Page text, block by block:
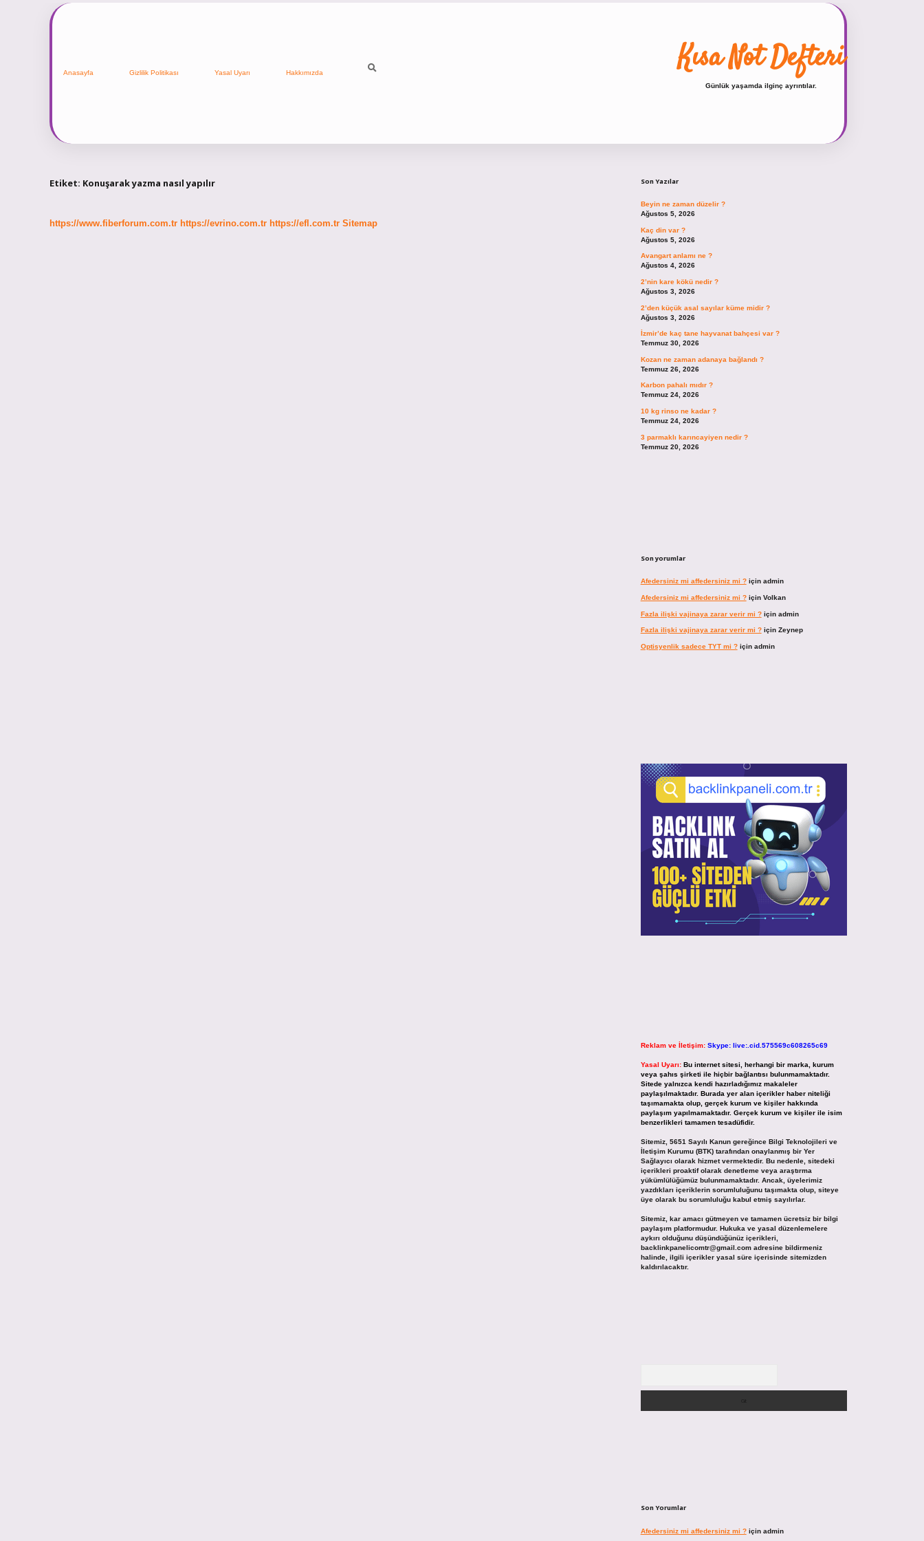
Anasayfa Gizlilik Politikası Yasal Uyarı Hakkımızda Kısa Not Defteri
Günlük yaşamda ilginç ayrıntılar.
Etiket: Konuşarak yazma nasıl yapılır
https://www.fiberforum.com.tr https://evrino.com.tr https://efl.com.tr Sitemap
Son Yazılar
Beyin ne zaman düzelir ?
Ağustos 5, 2026
Kaç din var ?
Ağustos 5, 2026
Avangart anlamı ne ?
Ağustos 4, 2026
2’nin kare kökü nedir ?
Ağustos 3, 2026
2’den küçük asal sayılar küme midir ?
Ağustos 3, 2026
İzmir’de kaç tane hayvanat bahçesi var ?
Temmuz 30, 2026
Kozan ne zaman adanaya bağlandı ?
Temmuz 26, 2026
Karbon pahalı mıdır ?
Temmuz 24, 2026
10 kg rinso ne kadar ?
Temmuz 24, 2026
3 parmaklı karıncayiyen nedir ?
Temmuz 20, 2026
Son yorumlar
Afedersiniz mi affedersiniz mi ?için admin
Afedersiniz mi affedersiniz mi ?için Volkan
Fazla ilişki vajinaya zarar verir mi ?için admin
Fazla ilişki vajinaya zarar verir mi ?için Zeynep
Optisyenlik sadece TYT mi ?için admin
Reklam ve İletişim: Skype: live:.cid.575569c608265c69
Yasal Uyarı: Bu internet sitesi, herhangi bir marka, kurum
veya şahıs şirketi ile hiçbir bağlantısı bulunmamaktadır.
Sitede yalnızca kendi hazırladığımız makaleler
paylaşılmaktadır. Burada yer alan içerikler haber niteliği
taşımamakta olup, gerçek kurum ve kişiler hakkında
paylaşım yapılmamaktadır. Gerçek kurum ve kişiler ile isim
benzerlikleri tamamen tesadüfidir.
Sitemiz, 5651 Sayılı Kanun gereğince Bilgi Teknolojileri ve
İletişim Kurumu (BTK) tarafından onaylanmış bir Yer
Sağlayıcı olarak hizmet vermektedir. Bu nedenle, sitedeki
içerikleri proaktif olarak denetleme veya araştırma
yükümlülüğümüz bulunmamaktadır. Ancak, üyelerimiz
yazdıkları içeriklerin sorumluluğunu taşımakta olup, siteye
üye olarak bu sorumluluğu kabul etmiş sayılırlar.
Sitemiz, kar amacı gütmeyen ve tamamen ücretsiz bir bilgi
paylaşım platformudur. Hukuka ve yasal düzenlemelere
aykırı olduğunu düşündüğünüz içerikleri,
backlinkpanelicomtr@gmail.comadresine bildirmeniz
halinde, ilgili içerikler yasal süre içerisinde sitemizden
kaldırılacaktır.
Son Yorumlar
Afedersiniz mi affedersiniz mi ?için admin